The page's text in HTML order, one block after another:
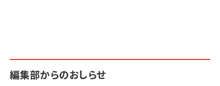
編集部からのおしらせ